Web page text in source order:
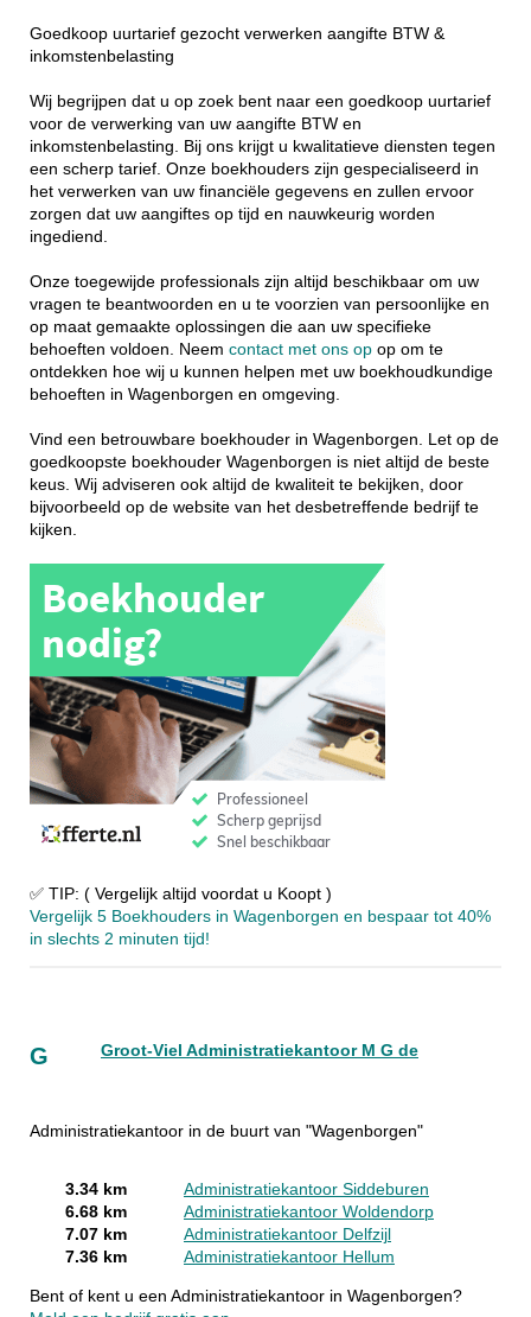
Goedkoop uurtarief gezocht verwerken aangifte BTW &
inkomstenbelasting
Wij begrijpen dat u op zoek bent naar een goedkoop uurtarief
voor de verwerking van uw aangifte BTW en
inkomstenbelasting. Bij ons krijgt u kwalitatieve diensten tegen
een scherp tarief. Onze boekhouders zijn gespecialiseerd in
het verwerken van uw financiële gegevens en zullen ervoor
zorgen dat uw aangiftes op tijd en nauwkeurig worden
ingediend.
Onze toegewijde professionals zijn altijd beschikbaar om uw
vragen te beantwoorden en u te voorzien van persoonlijke en
op maat gemaakte oplossingen die aan uw specifieke
behoeften voldoen. Neem contact met ons op op om te
ontdekken hoe wij u kunnen helpen met uw boekhoudkundige
behoeften in Wagenborgen en omgeving.
Vind een betrouwbare boekhouder in Wagenborgen. Let op de
goedkoopste boekhouder Wagenborgen is niet altijd de beste
keus. Wij adviseren ook altijd de kwaliteit te bekijken, door
bijvoorbeeld op de website van het desbetreffende bedrijf te
kijken.
✅ TIP: ( Vergelijk altijd voordat u Koopt )
Vergelijk 5 Boekhouders in Wagenborgen en bespaar tot 40%
in slechts 2 minuten tijd!
G Groot-Viel Administratiekantoor M G de
Administratiekantoor in de buurt van "Wagenborgen"
3.34 km
Administratiekantoor Siddeburen
6.68 km
Administratiekantoor Woldendorp
7.07 km
Administratiekantoor Delfzijl
7.36 km
Administratiekantoor Hellum
Bent of kent u een Administratiekantoor in Wagenborgen?